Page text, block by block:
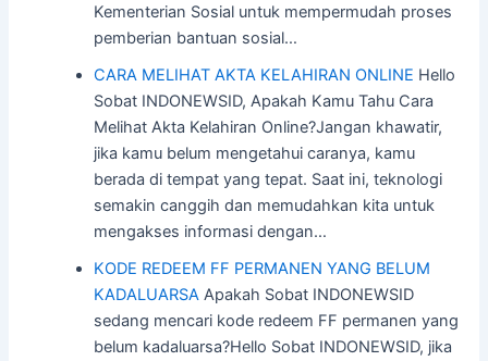
Kementerian Sosial untuk mempermudah proses
pemberian bantuan sosial…
CARA MELIHAT AKTA KELAHIRAN ONLINE Hello
Sobat INDONEWSID, Apakah Kamu Tahu Cara
Melihat Akta Kelahiran Online?Jangan khawatir,
jika kamu belum mengetahui caranya, kamu
berada di tempat yang tepat. Saat ini, teknologi
semakin canggih dan memudahkan kita untuk
mengakses informasi dengan…
KODE REDEEM FF PERMANEN YANG BELUM
KADALUARSA Apakah Sobat INDONEWSID
sedang mencari kode redeem FF permanen yang
belum kadaluarsa?Hello Sobat INDONEWSID, jika